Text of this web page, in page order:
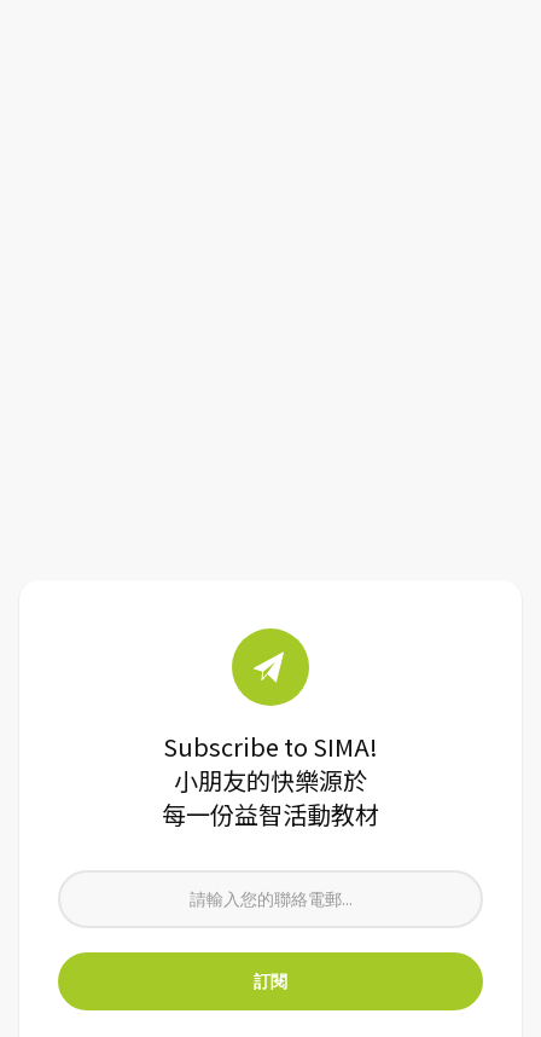
Subscribe to SIMA!
小朋友的快樂源於
每一份益智活動教材